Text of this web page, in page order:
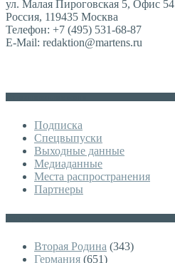
ул. Малая Пироговская 5, Офис 54
Россия, 119435 Москва
Телефон: +7 (495) 531-68-87
E-Mail: redaktion@martens.ru
Подписка
Спецвыпуски
Выходные данные
Медиаданные
Места распространения
Партнеры
Вторая Родина (343)
Германия (651)